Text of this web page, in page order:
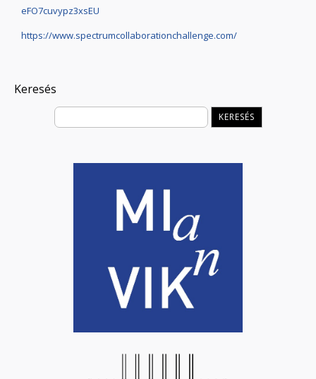
eFO7cuvypz3xsEU
https://www.spectrumcollaborationchallenge.com/
Keresés